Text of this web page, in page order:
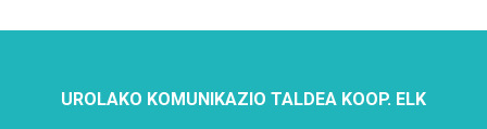
UROLAKO KOMUNIKAZIO TALDEA KOOP. ELK